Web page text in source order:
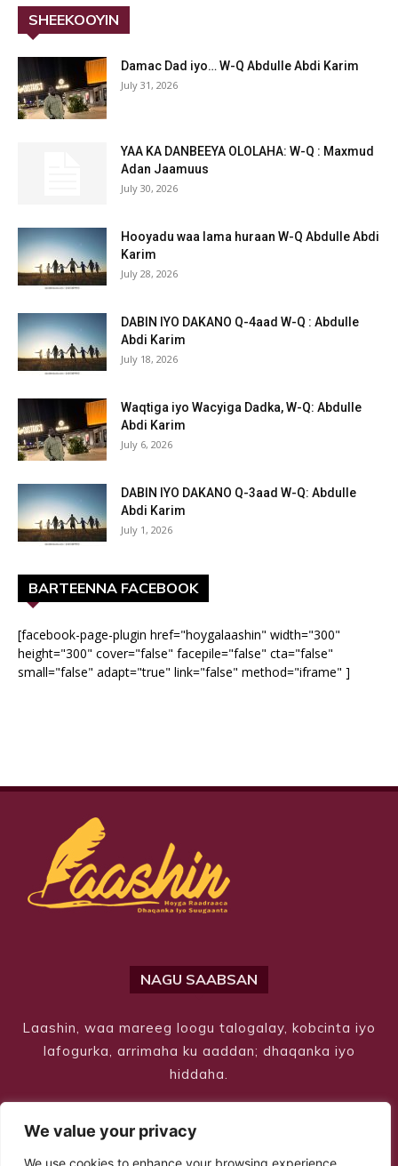
We value your privacy
We use cookies to enhance your browsing experience,
SHEEKOOYIN
Damac Dad iyo… W-Q Abdulle Abdi Karim
July 31, 2026
YAA KA DANBEEYA OLOLAHA: W-Q : Maxmud
Adan Jaamuus
July 30, 2026
Hooyadu waa lama huraan W-Q Abdulle Abdi
Karim
July 28, 2026
DABIN IYO DAKANO Q-4aad W-Q : Abdulle
Abdi Karim
July 18, 2026
Waqtiga iyo Wacyiga Dadka, W-Q: Abdulle
Abdi Karim
July 6, 2026
DABIN IYO DAKANO Q-3aad W-Q: Abdulle
Abdi Karim
July 1, 2026
BARTEENNA FACEBOOK
[facebook-page-plugin href="hoygalaashin" width="300"
height="300" cover="false" facepile="false" cta="false"
small="false" adapt="true" link="false" method="iframe" ]
NAGU SAABSAN
Laashin, waa mareeg loogu talogalay, kobcinta iyo
lafogurka, arrimaha ku aaddan; dhaqanka iyo
hiddaha.